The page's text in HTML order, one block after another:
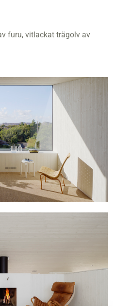
furu, vitlackat trägolv av